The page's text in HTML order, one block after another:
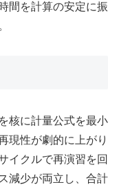
間を計算の安定に振
核に計量公式を最小
現性が劇的に上がり
イクルで再演習を回
減少が両立し、合計